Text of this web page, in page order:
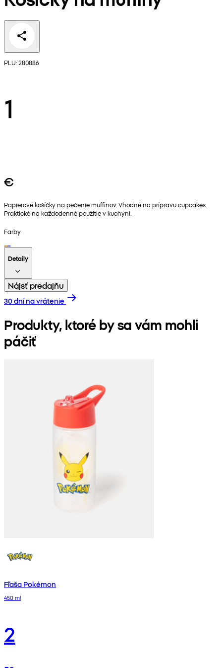
PLU: 280886
1
€
Papierové košíčky na pečenie muffinov. Vhodné na prípravu cupcakes.
Praktické na každodenné použitie v kuchyni.
Farby
Detaily
Nájsť predajňu
30 dní na vrátenie
Produkty, ktoré by sa vám mohli
páčiť
Fľaša Pokémon
450 ml
2